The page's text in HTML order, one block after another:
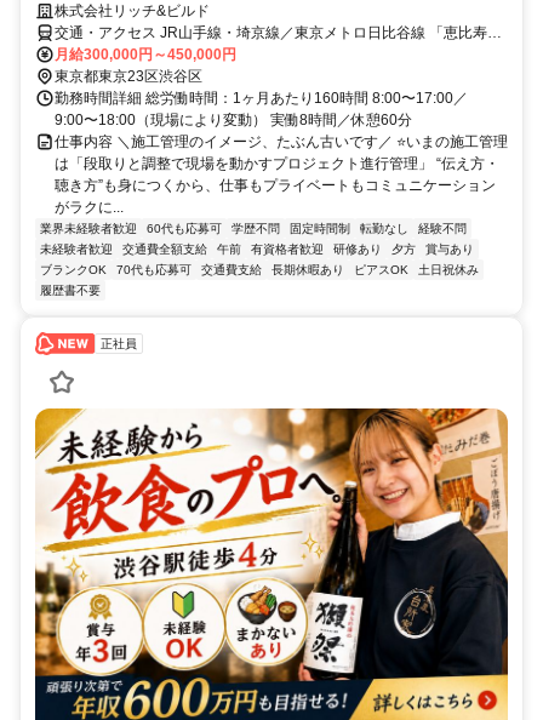
株式会社リッチ&ビルド
交通・アクセス JR山手線・埼京線／東京メトロ日比谷線 「恵比寿」
駅 から徒歩5分
月給300,000円～450,000円
東京都東京23区渋谷区
勤務時間詳細 総労働時間：1ヶ月あたり160時間 8:00〜17:00／
9:00〜18:00（現場により変動） 実働8時間／休憩60分
仕事内容 ＼施工管理のイメージ、たぶん古いです／ ⭐いまの施工管理
は「段取りと調整で現場を動かすプロジェクト進行管理」 “伝え方・
聴き方”も身につくから、仕事もプライベートもコミュニケーション
がラクに...
業界未経験者歓迎 60代も応募可 学歴不問 固定時間制 転勤なし
経験不問
未経験者歓迎
交通費全額支給 午前 有資格者歓迎 研修あり 夕方
賞与あり
ブランクOK
70代も応募可 交通費支給 長期休暇あり ピアスOK
土日祝休み
履歴書不要
正社員